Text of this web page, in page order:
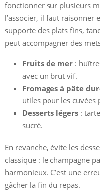
fonctionner sur plusieurs
l’associer, il faut raisonner
supporte des plats fins,
peut accompagner des
Fruits de mer :
avec un brut vif.
Fromages à pâte
utiles pour les cuvées
Desserts légers :
sucré.
En revanche, évite les
classique : le champagne
harmonieux. C’est une
gâcher la fin du repas.